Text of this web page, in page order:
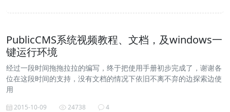
PublicCMS系统视频教程、文档，及windows一
键运行环境
经过一段时间拖拖拉拉的编写，终于把使用手册初步完成了，谢谢各
位在这段时间的支持，没有文档的情况下依旧不离不弃的边探索边使
用
2015-10-09 24738 4